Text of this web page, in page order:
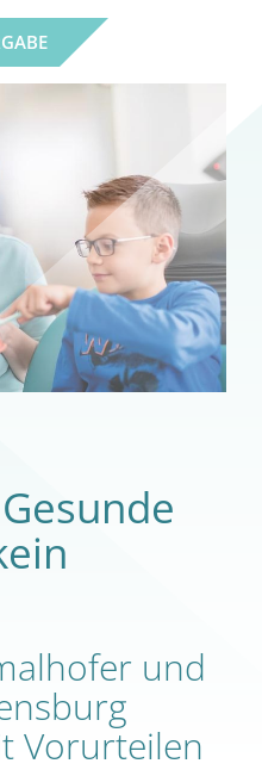
und
Vorurteilen